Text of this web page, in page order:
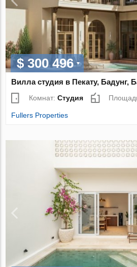
$ 300 496
Вилла студия в Пекату, Бадунг,
Комнат:Студия
Fullers Properties